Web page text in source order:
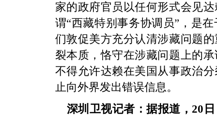
家的政府官员以任何形式会见
谓“西藏特别事务协调员”，是
们敦促美方充分认清涉藏问题
裂本质，恪守在涉藏问题上的
不得允许达赖在美国从事政治
止向外界发出错误信息。
深圳卫视记者：据报道，20